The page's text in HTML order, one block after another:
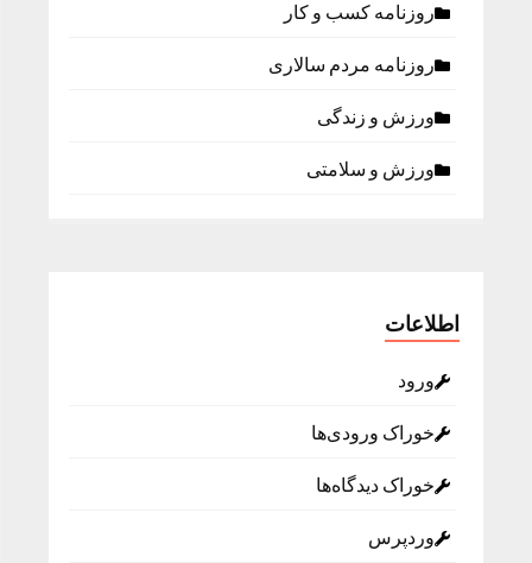
روزنامه كسب و كار
روزنامه مردم سالاری
ورزش و زندگی
ورزش و سلامتی
اطلاعات
ورود
خوراک ورودی‌ها
خوراک دیدگاه‌ها
وردپرس